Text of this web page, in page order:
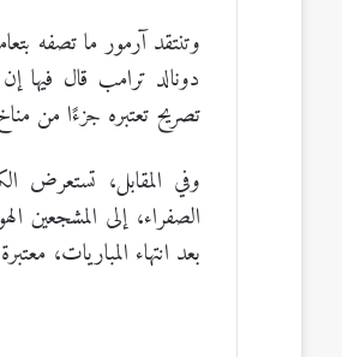
وتنتقد آرمور ما تصفه
دونالد ترامب قال فيها
تصريح تعتبره جزءًا من
وفي المقابل، تستعرض
الصفراء، إلى المشجعين
بعد انتهاء المباريات،